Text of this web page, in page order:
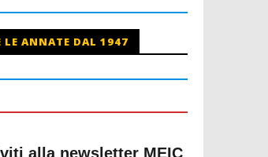
LE ANNATE DAL 1947
alla newsletter MEIC